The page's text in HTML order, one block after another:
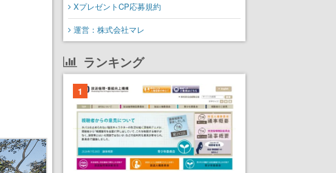
XプレゼントCP応募規約
運営：株式会社マレ
ランキング
1